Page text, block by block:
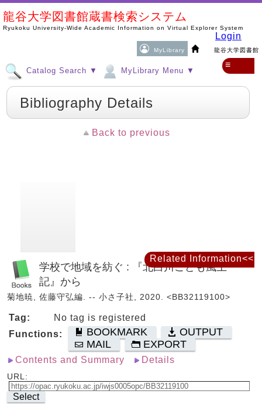
龍谷大学図書館蔵書検索システム
Ryukoku University-Wide Academic Information on Virtual Explorer System
MyLibrary 龍谷大学図書館
Login
Catalog Search ▼ MyLibrary Menu ▼
≡
Bibliography Details
Back to previous
学校で地域を紡ぐ : 『北白川こども風土
記』から
菊地暁, 佐藤守弘編. -- 小さ子社, 2020. <BB32119100>
Tag:
No tag is registered
Functions:
BOOKMARK
OUTPUT
MAIL
EXPORT
Contents and Summary Details
URL:
Select
Related Information<<